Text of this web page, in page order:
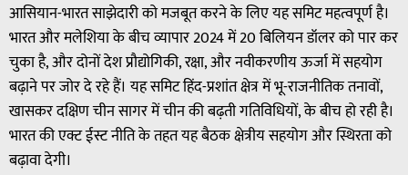
आसियान-भारत साझेदारी को मजबूत करने के लिए यह समिट महत्वपूर्ण है।
भारत और मलेशिया के बीच व्यापार 2024 में 20 बिलियन डॉलर को पार कर
चुका है, और दोनों देश प्रौद्योगिकी, रक्षा, और नवीकरणीय ऊर्जा में सहयोग
बढ़ाने पर जोर दे रहे हैं। यह समिट हिंद-प्रशांत क्षेत्र में भू-राजनीतिक तनावों,
खासकर दक्षिण चीन सागर में चीन की बढ़ती गतिविधियों, के बीच हो रही है।
भारत की एक्ट ईस्ट नीति के तहत यह बैठक क्षेत्रीय सहयोग और स्थिरता को
बढ़ावा देगी।